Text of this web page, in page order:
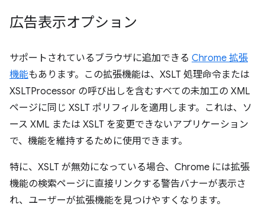
広告表示オプション
サポートされているブラウザに追加できる Chrome 拡張
機能もあります。この拡張機能は、XSLT 処理命令または
XSLTProcessor の呼び出しを含むすべての未加工の XML
ページに同じ XSLT ポリフィルを適用します。これは、ソ
ース XML または XSLT を変更できないアプリケーション
で、機能を維持するために使用できます。
特に、XSLT が無効になっている場合、Chrome には拡張
機能の検索ページに直接リンクする警告バナーが表示さ
れ、ユーザーが拡張機能を見つけやすくなります。